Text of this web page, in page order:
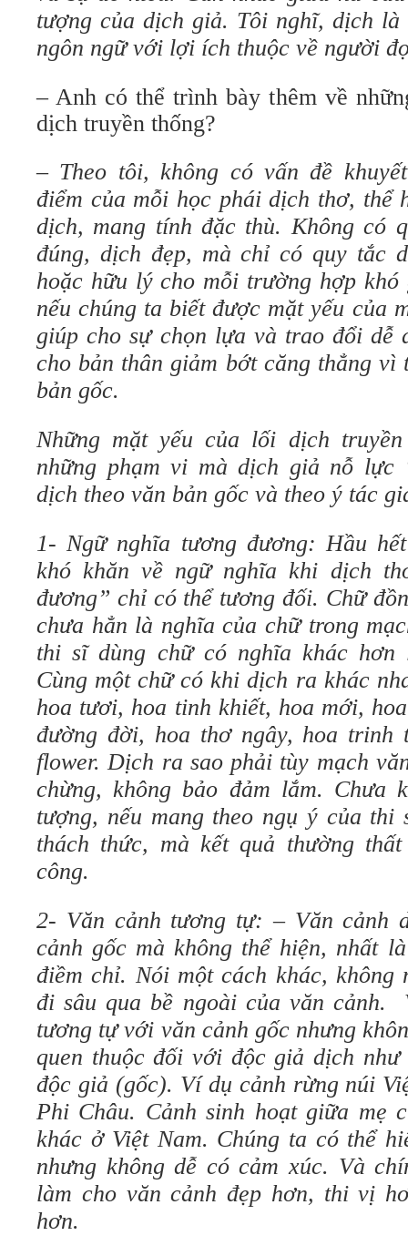
tượng của dịch giả. Tôi nghĩ, dịch
ngôn ngữ với lợi ích thuộc về người
– Anh có thể trình bày thêm về
dịch truyền thống?
– Theo tôi, không có vấn đề
điểm của mỗi học phái dịch thơ, thể
dịch, mang tính đặc thù. Không có
đúng, dịch đẹp, mà chỉ có quy tắc
hoặc hữu lý cho mỗi trường hợp khó
nếu chúng ta biết được mặt yếu của
giúp cho sự chọn lựa và trao đổi dễ
cho bản thân giảm bớt căng thẳng
bản gốc.
Những mặt yếu của lối dịch
những phạm vi mà dịch giả nỗ lực
dịch theo văn bản gốc và theo ý tác
1- Ngữ nghĩa tương đương: Hầu
khó khăn về ngữ nghĩa khi dịch
đương” chỉ có thể tương đối. Chữ
chưa hẳn là nghĩa của chữ trong
thi sĩ dùng chữ có nghĩa khác hơn
Cùng một chữ có khi dịch ra khác
hoa tươi, hoa tinh khiết, hoa mới,
đường đời, hoa thơ ngây, hoa trinh
flower. Dịch ra sao phải tùy mạch
chừng, không bảo đảm lắm. Chưa
tượng, nếu mang theo ngụ ý của
thách thức, mà kết quả thường
công.
2- Văn cảnh tương tự: – Văn cảnh
cảnh gốc mà không thể hiện, nhất
điềm chỉ. Nói một cách khác, không
đi sâu qua bề ngoài của văn cảnh.
tương tự với văn cảnh gốc nhưng
quen thuộc đối với độc giả dịch
độc giả (gốc). Ví dụ cảnh rừng núi
Phi Châu. Cảnh sinh hoạt giữa mẹ
khác ở Việt Nam. Chúng ta có thể
nhưng không dễ có cảm xúc. Và
làm cho văn cảnh đẹp hơn, thi vị
hơn.